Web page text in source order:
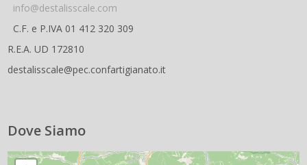
info@destalisscale.com
C.F. e P.IVA 01 412 320 309
R.E.A. UD 172810
destalisscale@pec.confartigianato.it
Dove Siamo